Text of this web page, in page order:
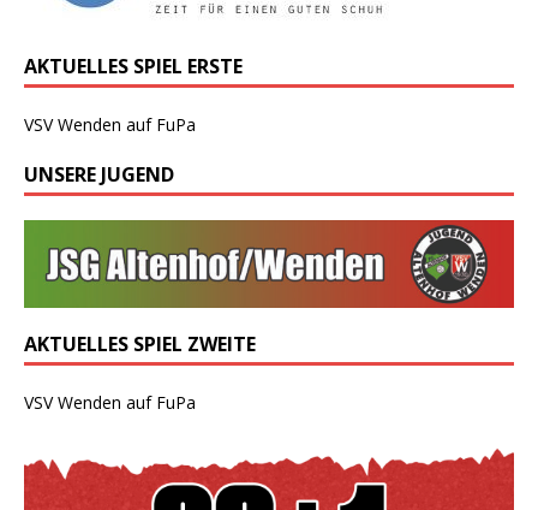
AKTUELLES SPIEL ERSTE
VSV Wenden auf FuPa
UNSERE JUGEND
AKTUELLES SPIEL ZWEITE
VSV Wenden auf FuPa